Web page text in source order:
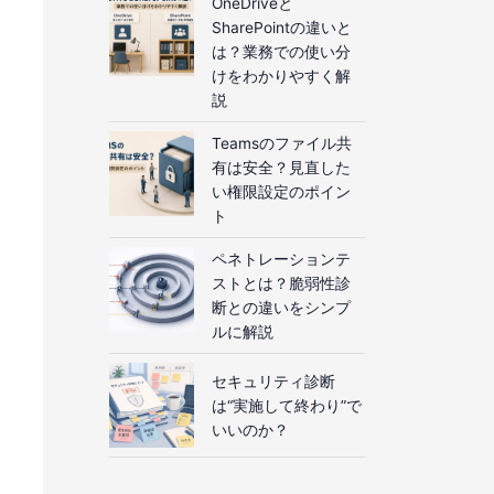
SharePointの違いと
は？業務での使い分
けをわかりやすく解
説
Teamsのファイル共
有は安全？見直した
い権限設定のポイン
ト
ペネトレーションテ
ストとは？脆弱性診
断との違いをシンプ
ルに解説
セキュリティ診断
は“実施して終わり”で
いいのか？